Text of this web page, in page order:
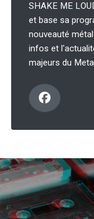
SHAKE ME
et base sa
nouveauté
infos et
majeurs du